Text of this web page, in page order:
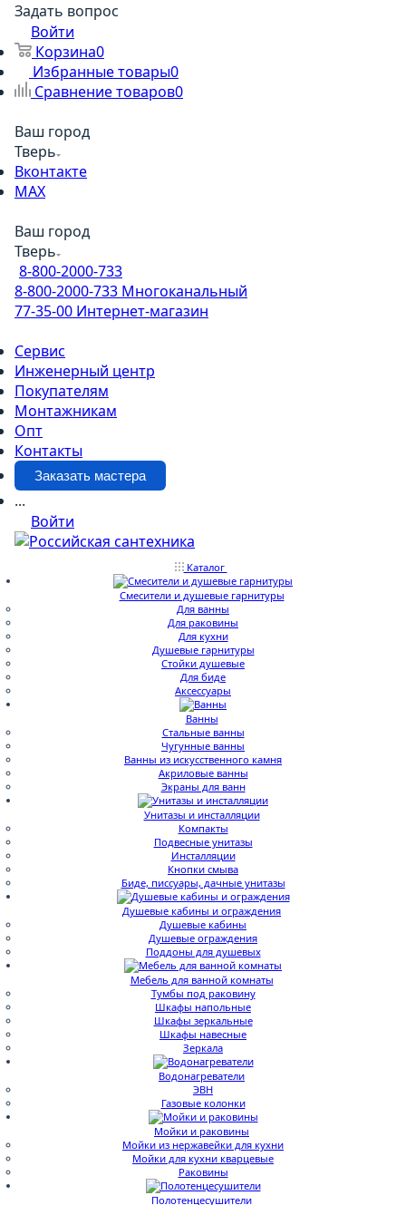
Задать вопрос
Войти
Корзина0
Избранные товары0
Сравнение товаров0
Ваш город
Тверь
Вконтакте
MAX
Ваш город
Тверь
8-800-2000-733
8-800-2000-733 Многоканальный
77-35-00 Интернет-магазин
Сервис
Инженерный центр
Покупателям
Монтажникам
Опт
Контакты
Заказать мастера
...
Войти
Каталог
Смесители и душевые гарнитуры
Для ванны
Для раковины
Для кухни
Душевые гарнитуры
Стойки душевые
Для биде
Аксессуары
Ванны
Стальные ванны
Чугунные ванны
Ванны из искусственного камня
Акриловые ванны
Экраны для ванн
Унитазы и инсталляции
Компакты
Подвесные унитазы
Инсталляции
Кнопки смыва
Биде, писсуары, дачные унитазы
Душевые кабины и ограждения
Душевые кабины
Душевые ограждения
Поддоны для душевых
Мебель для ванной комнаты
Тумбы под раковину
Шкафы напольные
Шкафы зеркальные
Шкафы навесные
Зеркала
Водонагреватели
ЭВН
Газовые колонки
Мойки и раковины
Мойки из нержавейки для кухни
Мойки для кухни кварцевые
Раковины
Полотенцесушители